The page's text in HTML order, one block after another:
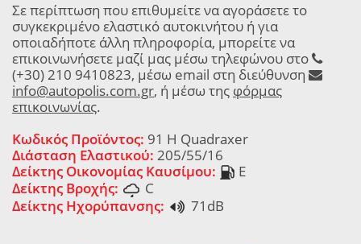
Σε περίπτωση που επιθυμείτε να αγοράσετε το
συγκεκριμένο ελαστικό αυτοκινήτου ή για
οποιαδήποτε άλλη πληροφορία, μπορείτε να
επικοινωνήσετε μαζί μας μέσω τηλεφώνου στο
(+30) 210 9410823, μέσω email στη διεύθυνση
info@autopolis.com.gr, ή μέσω της φόρμας
επικοινωνίας.
Κωδικός Προϊόντος: 91 H Quadraxer
Διάσταση Ελαστικού: 205/55/16
Δείκτης Οικονομίας Καυσίμου:
E
Δείκτης Βροχής:
C
Δείκτης Ηχορύπανσης:
71dB